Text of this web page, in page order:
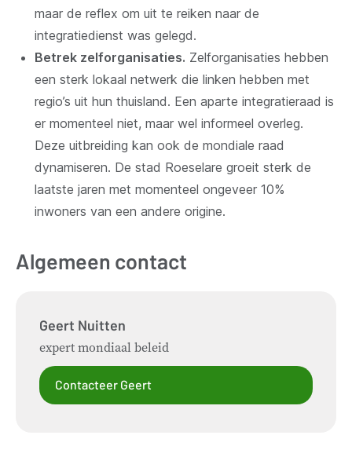
maar de reflex om uit te reiken naar de
integratiedienst was gelegd.
Betrek zelforganisaties. Zelforganisaties hebben
een sterk lokaal netwerk die linken hebben met
regio’s uit hun thuisland. Een aparte integratieraad is
er momenteel niet, maar wel informeel overleg.
Deze uitbreiding kan ook de mondiale raad
dynamiseren. De stad Roeselare groeit sterk de
laatste jaren met momenteel ongeveer 10%
inwoners van een andere origine.
Algemeen contact
Geert Nuitten
expert mondiaal beleid
Contacteer Geert